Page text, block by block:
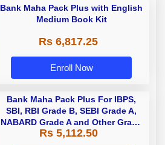
Bank Maha Pack Plus with English
Medium Book Kit
Rs 6,817.25
Enroll Now
Bank Maha Pack Plus For IBPS,
SBI, RBI Grade B, SEBI Grade A,
NABARD Grade A and Other Grade
A & Grade B Bank Exams
Rs 5,112.50